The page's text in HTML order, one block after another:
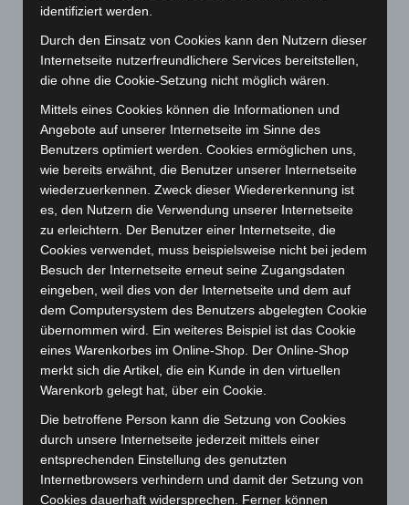
Dezember 2024(89)
November 2024(94)
Oktober 2024 (93)
August 2024(107)
Juli 2024(89)
Juni 2024(107)
Mai 2024 (149)
April 2024(102)
März 2024 (103)
Februar 2024(103)
Januar 2024(111)
Dezember 2023(130)
November 2023(130)
Oktober 2023(114)
September 2023(133)
August 2023(134)
Juli 2023(118)
identifiziert werden.
Durch den Einsatz von Cookies kann den Nutzern dieser
Internetseite nutzerfreundlichere Services bereitstellen,
die ohne die Cookie-Setzung nicht möglich wären.
Mittels eines Cookies können die Informationen und
Angebote auf unserer Internetseite im Sinne des
Benutzers optimiert werden. Cookies ermöglichen uns,
wie bereits erwähnt, die Benutzer unserer Internetseite
wiederzuerkennen. Zweck dieser Wiedererkennung ist
es, den Nutzern die Verwendung unserer Internetseite
zu erleichtern. Der Benutzer einer Internetseite, die
Cookies verwendet, muss beispielsweise nicht bei jedem
Besuch der Internetseite erneut seine Zugangsdaten
eingeben, weil dies von der Internetseite und dem auf
dem Computersystem des Benutzers abgelegten Cookie
übernommen wird. Ein weiteres Beispiel ist das Cookie
eines Warenkorbes im Online-Shop. Der Online-Shop
merkt sich die Artikel, die ein Kunde in den virtuellen
Warenkorb gelegt hat, über ein Cookie.
Die betroffene Person kann die Setzung von Cookies
durch unsere Internetseite jederzeit mittels einer
entsprechenden Einstellung des genutzten
Internetbrowsers verhindern und damit der Setzung von
Cookies dauerhaft widersprechen. Ferner können